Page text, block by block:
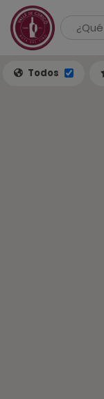
Todos